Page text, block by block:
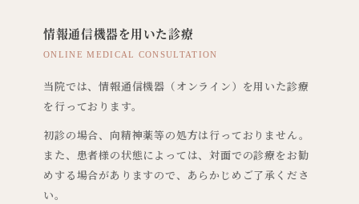
情報通信機器を用いた診療
ONLINE MEDICAL CONSULTATION
当院では、情報通信機器（オンライン）を用いた診療
を行っております。
初診の場合、向精神薬等の処方は行っておりません。
また、患者様の状態によっては、対面での診療をお勧
めする場合がありますので、あらかじめご了承くださ
い。